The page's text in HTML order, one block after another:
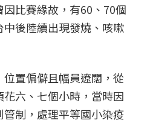
比賽緣故，有60、70個
後陸續出現發燒、咳嗽
置偏僻且幅員遼闊，從
六、七個小時，當時因
制，處理平等國小染疫